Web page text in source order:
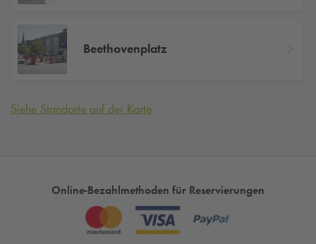
Beethovenplatz
Siehe Standorte auf der Karte
Online-Bezahlmethoden für Reservierungen